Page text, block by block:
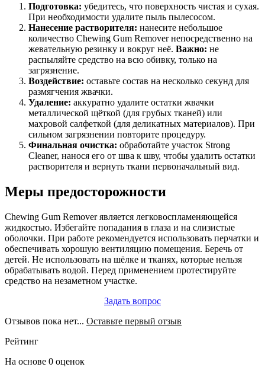
Подготовка: убедитесь, что поверхность чистая и сухая.
При необходимости удалите пыль пылесосом.
Нанесение растворителя: нанесите небольшое
количество Chewing Gum Remover непосредственно на
жевательную резинку и вокруг неё. Важно: не
распыляйте средство на всю обивку, только на
загрязнение.
Воздействие: оставьте состав на несколько секунд для
размягчения жвачки.
Удаление: аккуратно удалите остатки жвачки
металлической щёткой (для грубых тканей) или
махровой салфеткой (для деликатных материалов). При
сильном загрязнении повторите процедуру.
Финальная очистка: обработайте участок Strong
Cleaner, нанося его от шва к шву, чтобы удалить остатки
растворителя и вернуть ткани первоначальный вид.
Меры предосторожности
Chewing Gum Remover является легковоспламеняющейся
жидкостью. Избегайте попадания в глаза и на слизистые
оболочки. При работе рекомендуется использовать перчатки и
обеспечивать хорошую вентиляцию помещения. Беречь от
детей. Не использовать на шёлке и тканях, которые нельзя
обрабатывать водой. Перед применением протестируйте
средство на незаметном участке.
Задать вопрос
Отзывов пока нет... Оставьте первый отзыв
Рейтинг
На основе 0 оценок